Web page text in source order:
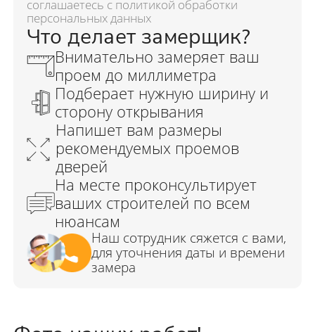
соглашаетесь с политикой обработки
персональных данных